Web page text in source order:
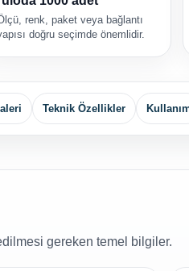
renk, paket veya bağlantı
doğru seçimde önemlidir.
Teknik Özellikler
gereken temel bilgiler.